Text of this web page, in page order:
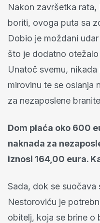
Nakon završetka
boriti, ovoga puta sa
Dobio je moždani
što je dodatno
Unatoč svemu,
mirovinu te se oslanja
za nezaposlene
Dom plaća oko 600
naknada za
iznosi 164,00 eura.
Sada, dok se suočava
Nestoroviću je
obitelj, koja se brine o